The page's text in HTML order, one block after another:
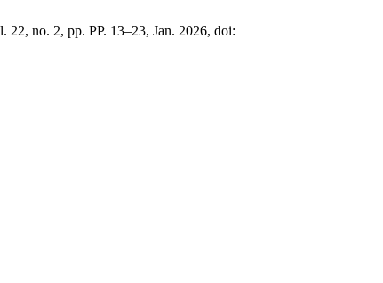
22, no. 2, pp. PP. 13–23, Jan. 2026, doi: